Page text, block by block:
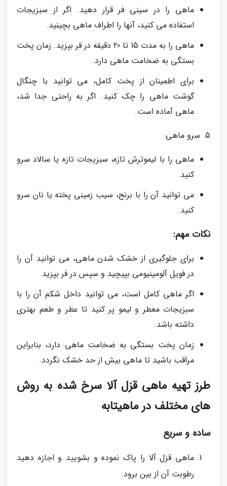
ماهی را در سینی فر قرار دهید. اگر از سبزیجات
استفاده می کنید، آنها را اطراف ماهی بچینید.
ماهی را به مدت 15 تا 20 دقیقه در فر بپزید. زمان پخت
بستگی به ضخامت ماهی دارد.
برای اطمینان از پخت کامل، می توانید با چنگال
گوشت ماهی را چک کنید. اگر به راحتی جدا شد،
ماهی آماده است.
5. سرو ماهی:
ماهی را با لیموترش تازه، سبزیجات تازه یا سالاد سرو
کنید.
می توانید آن را با برنج، سیب زمینی پخته یا نان سرو
کنید.
نکات مهم:
برای جلوگیری از خشک شدن ماهی، می توانید آن را
در فویل آلومینیومی بپیچید و سپس در فر بپزید.
اگر ماهی کامل است، می توانید داخل شکم آن را با
سبزیجات معطر و لیمو پر کنید تا عطر و طعم بهتری
داشته باشد.
زمان پخت بستگی به ضخامت ماهی دارد، بنابراین
مراقب باشید تا ماهی بیش از حد خشک نگردد.
طرز تهیه ماهی قزل آلا سرخ شده به روش
های مختلف در ماهیتابه
ساده و سریع
ماهی قزل آلا را پاک نموده و بشویید و اجازه دهید
رطوبت آن از بین برود.